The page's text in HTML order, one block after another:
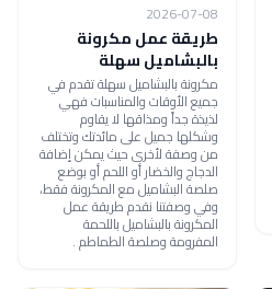
2026-07-08
طريقة عمل مكرونة
بالبشاميل سهلة
مكرونة بالبشاميل سهلة تقدم في
جميع الأوقات والمناسبات فهي
لذيذة جداً ومذاقها لا يقاوم
وشكلها جميل على مائدتك وتختلف
من وصفة لأخرى حيث يمكن إضافة
الدجاج والخضار أو اللحم أو بوضع
صلصة البشاميل مع المكرونة فقط،
وفي وصفتنا نقدم طريقة عمل
المكرونة بالبشاميل باللحمة
المفرومة وصلصة الطماطم .